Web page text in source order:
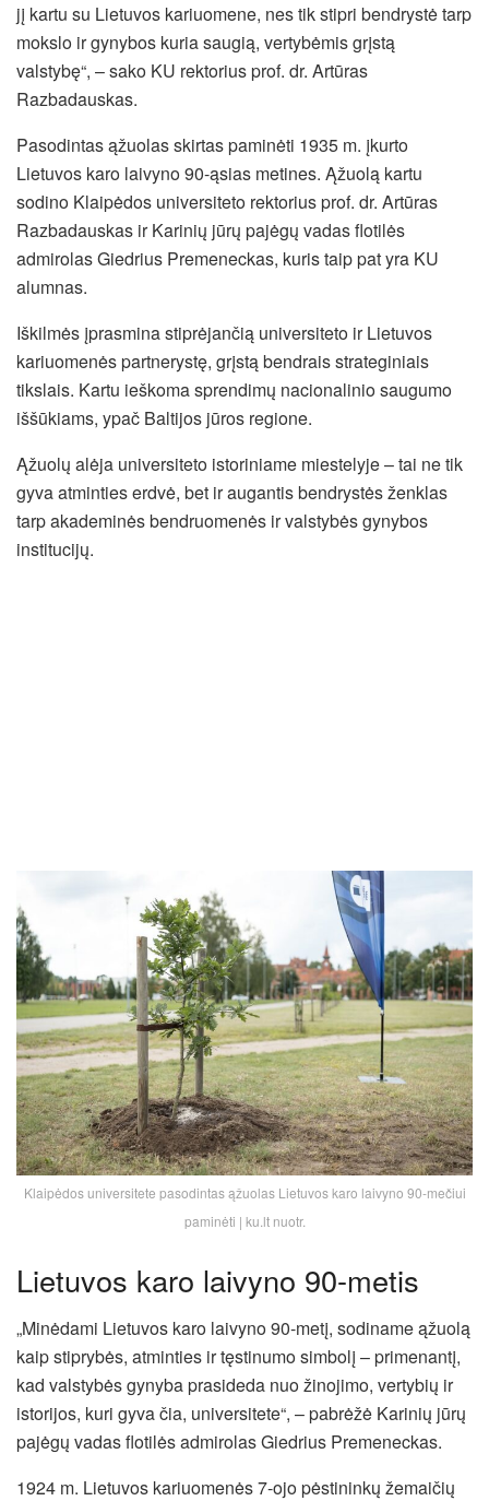
jį kartu su Lietuvos kariuomene, nes tik stipri bendrystė tarp
mokslo ir gynybos kuria saugią, vertybėmis grįstą
valstybę“, – sako KU rektorius prof. dr. Artūras
Razbadauskas.
Pasodintas ąžuolas skirtas paminėti 1935 m. įkurto
Lietuvos karo laivyno 90-ąsias metines. Ąžuolą kartu
sodino Klaipėdos universiteto rektorius prof. dr. Artūras
Razbadauskas ir Karinių jūrų pajėgų vadas flotilės
admirolas Giedrius Premeneckas, kuris taip pat yra KU
alumnas.
Iškilmės įprasmina stiprėjančią universiteto ir Lietuvos
kariuomenės partnerystę, grįstą bendrais strateginiais
tikslais. Kartu ieškoma sprendimų nacionalinio saugumo
iššūkiams, ypač Baltijos jūros regione.
Ąžuolų alėja universiteto istoriniame miestelyje – tai ne tik
gyva atminties erdvė, bet ir augantis bendrystės ženklas
tarp akademinės bendruomenės ir valstybės gynybos
institucijų.
Klaipėdos universitete pasodintas ąžuolas Lietuvos karo laivyno 90-mečiui
paminėti | ku.lt nuotr.
Lietuvos karo laivyno 90-metis
„Minėdami Lietuvos karo laivyno 90-metį, sodiname ąžuolą
kaip stiprybės, atminties ir tęstinumo simbolį – primenantį,
kad valstybės gynyba prasideda nuo žinojimo, vertybių ir
istorijos, kuri gyva čia, universitete“, – pabrėžė Karinių jūrų
pajėgų vadas flotilės admirolas Giedrius Premeneckas.
1924 m. Lietuvos kariuomenės 7-ojo pėstininkų žemaičių